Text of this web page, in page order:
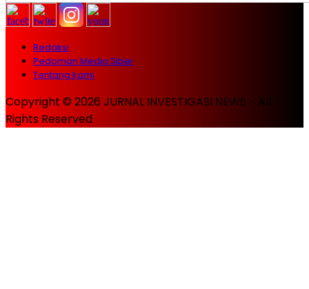
Redaksi
Pedoman Media Siber
Tentang kami
Copyright © 2026 JURNAL INVESTIGASI NEWS - All
Rights Reserved